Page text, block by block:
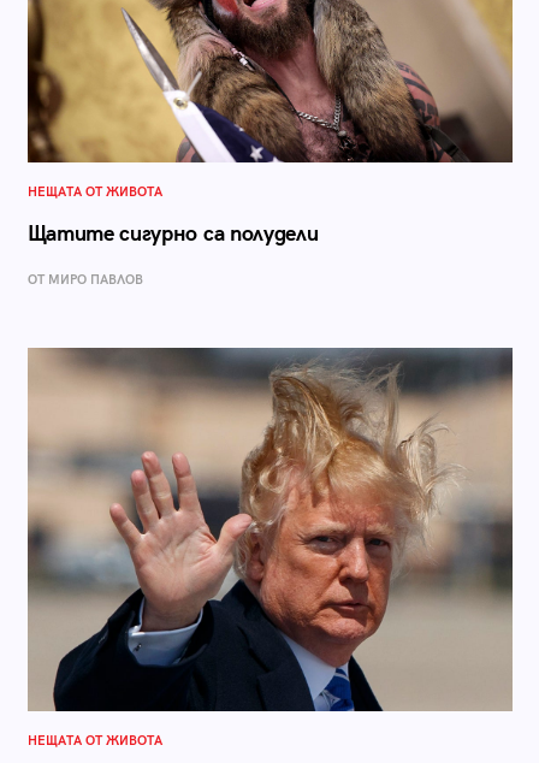
НЕЩАТА ОТ ЖИВОТА
Щатите сигурно са полудели
ОТ МИРО ПАВЛОВ
НЕЩАТА ОТ ЖИВОТА